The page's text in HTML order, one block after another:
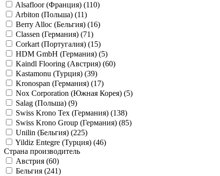
Alsafloor (Франция) (110)
Arbiton (Польша) (11)
Berry Alloc (Бельгия) (16)
Classen (Германия) (71)
Corkart (Португалия) (15)
HDM GmbH (Германия) (5)
Kaindl Flooring (Австрия) (60)
Kastamonu (Турция) (39)
Kronospan (Германия) (17)
Nox Corporation (Южная Корея) (5)
Salag (Польша) (9)
Swiss Krono Tex (Германия) (138)
Swiss Krono Group (Германия) (85)
Unilin (Бельгия) (225)
Yildiz Entegre (Турция) (46)
Страна производитель
Австрия (60)
Бельгия (241)